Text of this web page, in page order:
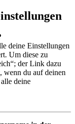
deine Einstellungen
Um diese zu
der Link dazu
wenn du auf deinen
deine